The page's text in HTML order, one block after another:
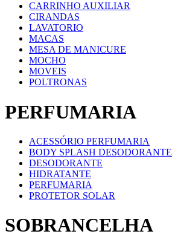
CARRINHO AUXILIAR
CIRANDAS
LAVATORIO
MACAS
MESA DE MANICURE
MOCHO
MOVEIS
POLTRONAS
PERFUMARIA
ACESSÓRIO PERFUMARIA
BODY SPLASH DESODORANTE
DESODORANTE
HIDRATANTE
PERFUMARIA
PROTETOR SOLAR
SOBRANCELHA